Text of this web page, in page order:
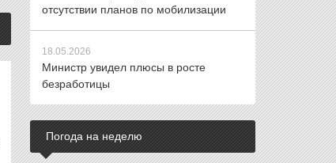
отсутствии планов по мобилизации
18.05.2026
Министр увидел плюсы в росте
безработицы
Погода на неделю